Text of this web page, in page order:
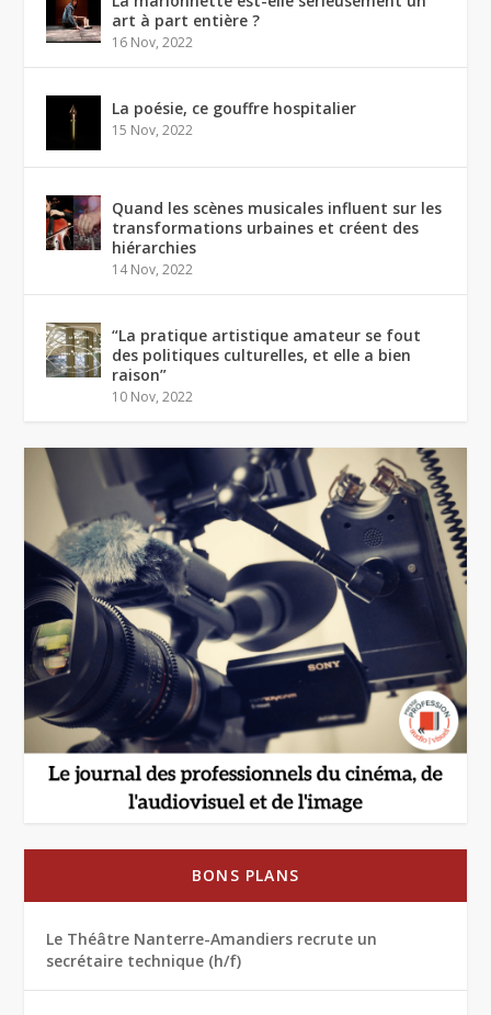
art à part entière ?
16 Nov, 2022
La poésie, ce gouffre hospitalier
15 Nov, 2022
Quand les scènes musicales influent sur les
transformations urbaines et créent des
hiérarchies
14 Nov, 2022
“La pratique artistique amateur se fout
des politiques culturelles, et elle a bien
raison”
10 Nov, 2022
BONS PLANS
Le Théâtre Nanterre-Amandiers recrute un
secrétaire technique (h/f)